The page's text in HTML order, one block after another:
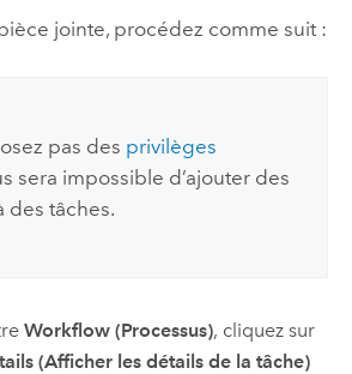
jointe, procédez comme suit :
pas des privilèges
sera impossible d’ajouter des
des tâches.
Workflow (Processus), cliquez sur
(Afficher les détails de la tâche)